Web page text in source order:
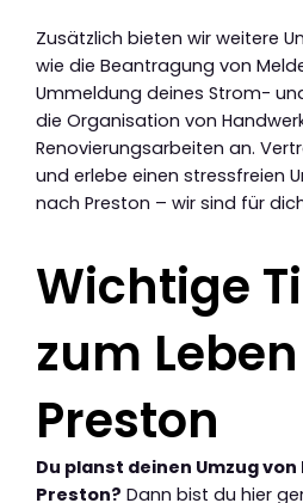
Zusätzlich bieten wir weitere
wie die Beantragung von
Ummeldung deines Strom-
die Organisation von
Renovierungsarbeiten an.
und erlebe einen stressfreien
nach Preston – wir sind für
Wichtige
zum
Preston
Du planst deinen Umzug
Preston? Dann bist du hier